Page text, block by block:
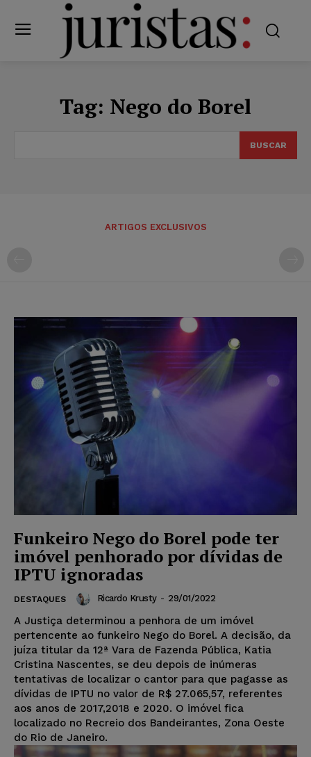
Tag: Nego do Borel
BUSCAR
ARTIGOS EXCLUSIVOS
Funkeiro Nego do Borel pode ter
imóvel penhorado por dívidas de
IPTU ignoradas
DESTAQUES Ricardo Krusty - 29/01/2022
A Justiça determinou a penhora de um imóvel
pertencente ao funkeiro Nego do Borel. A decisão, da
juíza titular da 12ª Vara de Fazenda Pública, Katia
Cristina Nascentes, se deu depois de inúmeras
tentativas de localizar o cantor para que pagasse as
dívidas de IPTU no valor de R$ 27.065,57, referentes
aos anos de 2017,2018 e 2020. O imóvel fica
localizado no Recreio dos Bandeirantes, Zona Oeste
do Rio de Janeiro.